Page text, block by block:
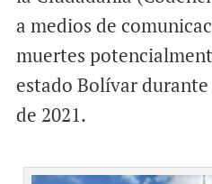
a medios de
muertes
estado Bolívar
de 2021.